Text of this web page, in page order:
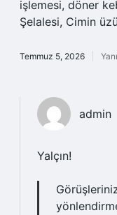
işlemesi, döner
Şelalesi, Cimin
Temmuz 5, 2026
admin
Yalçın!